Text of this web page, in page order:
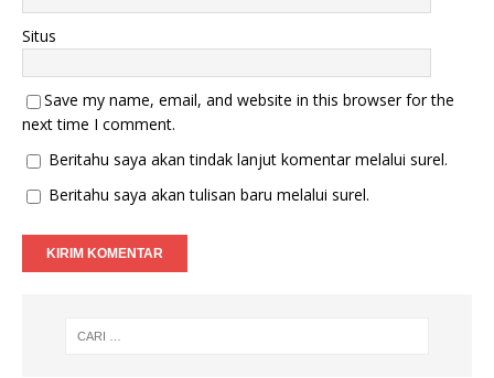
Situs
Save my name, email, and website in this browser for the
next time I comment.
Beritahu saya akan tindak lanjut komentar melalui surel.
Beritahu saya akan tulisan baru melalui surel.